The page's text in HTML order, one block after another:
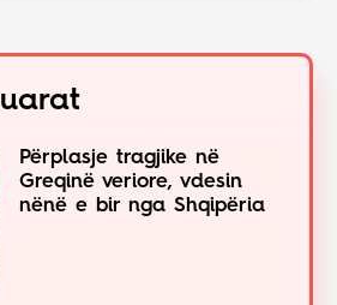
Përplasje tragjike në
Greqinë veriore, vdesin
nënë e bir nga Shqipëria